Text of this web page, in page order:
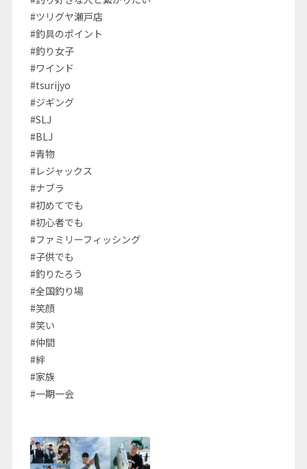
#ツリグヤ瀬戸店
#釣具のポイント
#釣り女子
#ワインド
#tsurijyo
#ジギング
#SLJ
#BLJ
#青物
#レジャックス
#ナブラ
#初めてでも
#初心者でも
#ファミリーフィッシング
#子供でも
#釣りたろう
#全国釣り場
#笑顔
#笑い
#仲間
#絆
#家族
#一期一会